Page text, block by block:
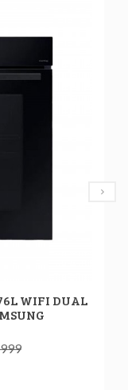
WIFI DUAL